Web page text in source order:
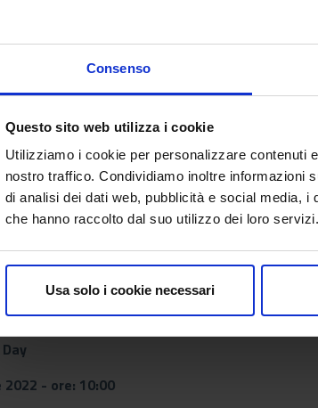
Consenso
Questo sito web utilizza i cookie
Utilizziamo i cookie per personalizzare contenuti
nostro traffico. Condividiamo inoltre informazioni
di analisi dei dati web, pubblicità e social media,
che hanno raccolto dal suo utilizzo dei loro servizi.
Usa solo i cookie necessari
- ore: 10:00